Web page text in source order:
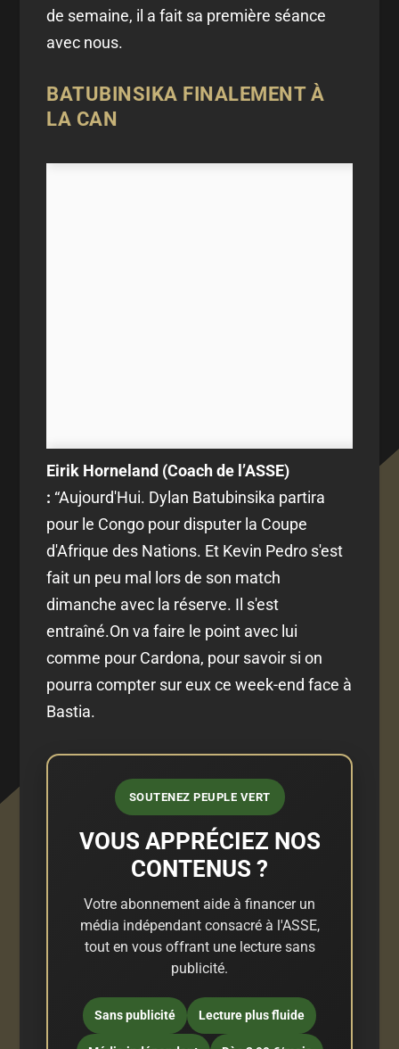
de semaine, il a fait sa première séance
avec nous.
BATUBINSIKA FINALEMENT À
LA CAN
Eirik Horneland (Coach de l’ASSE)
: “Aujourd'Hui. Dylan Batubinsika partira
pour le Congo pour disputer la Coupe
d'Afrique des Nations. Et Kevin Pedro s'est
fait un peu mal lors de son match
dimanche avec la réserve. Il s'est
entraîné.On va faire le point avec lui
comme pour Cardona, pour savoir si on
pourra compter sur eux ce week-end face à
Bastia.
SOUTENEZ PEUPLE VERT
VOUS APPRÉCIEZ NOS
CONTENUS ?
Votre abonnement aide à financer un
média indépendant consacré à l'ASSE,
tout en vous offrant une lecture sans
publicité.
Sans publicité Lecture plus fluide